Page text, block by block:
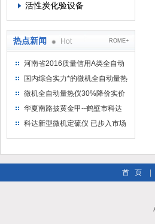
活性炭化验设备
热点新闻 Hot ROME+
河南省2016质量信用A类全自动
量热仪
国内综合实力*的微机全自动量热
仪制造企业
微机全自动量热仪30%降价实价
出售
华夏南路披黄金甲--鹤壁市科达
仪器仪表有限公司
科达新型微机定硫仪 已步入市场
首 页